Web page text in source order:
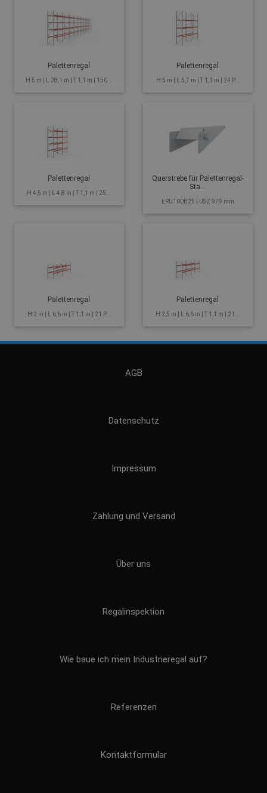
Palettenregal
H 5 m | L 28,1 m | T 1,1 m | 150...
Palettenregal
H 5 m | L 5,7 m | T 1,1 m | 24 P...
Palettenregal
H 4,5 m | L 4,8 m | T 1,1 m | 25...
Querstrebe für Palettenregal-
Stä...
ERU100B25 | USZ 979 mm
Palettenregal
H 2 m | L 6,6 m | T 1,1 m | 21 P...
Palettenregal
H 2,5 m | L 6,6 m | T 1,1 m | 21...
AGB
Datenschutz
Impressum
Zahlung und Versand
Über uns
Regalinspektion
Wie baue ich mein Industrieregal auf?
Referenzen
Kontaktformular